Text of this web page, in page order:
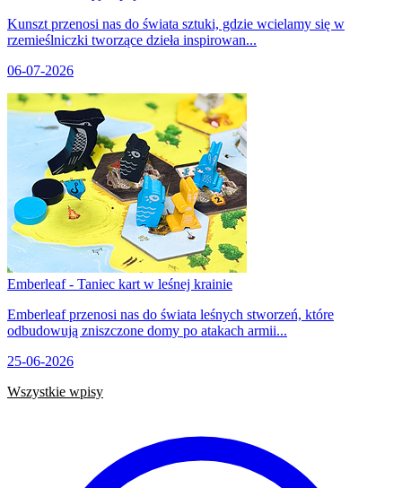
Kunszt przenosi nas do świata sztuki, gdzie wcielamy się w
rzemieślniczki tworzące dzieła inspirowan...
06-07-2026
Emberleaf - Taniec kart w leśnej krainie
Emberleaf przenosi nas do świata leśnych stworzeń, które
odbudowują zniszczone domy po atakach armii...
25-06-2026
Wszystkie wpisy